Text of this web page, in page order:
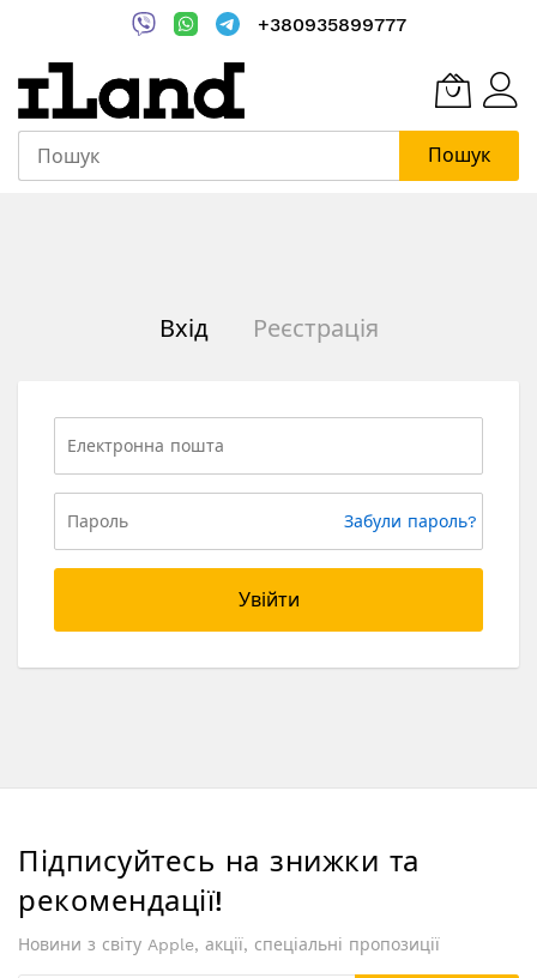
+380935899777
Пошук
Вхід Реєстрація
Забули пароль?
Увійти
Підписуйтесь на знижки та
рекомендації!
Новини з світу Apple, акції, спеціальні пропозиції